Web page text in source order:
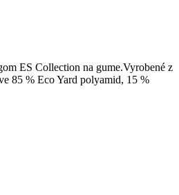
ES Collection na gume.Vyrobené z
85 % Eco Yard polyamid, 15 %